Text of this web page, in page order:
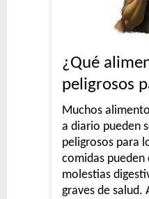
¿Qué
peligrosos
Muchos
a diario pueden
peligrosos para
comidas pueden
molestias
graves de